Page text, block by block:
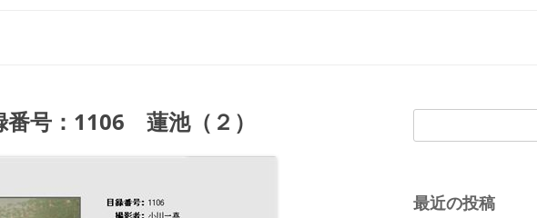
ッ
プ
号：1106 蓮池（２）
索:
最近の投稿